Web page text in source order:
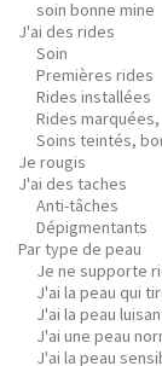
soin bonne mine
J'ai des rides
Soin
Premières rides
Rides installées
Rides
Soins teintés,
Je rougis
J'ai des taches
Anti-tâches
Dépigmentants
Par type de peau
Je ne supporte
J'ai la peau qui
J'ai la peau
J'ai une peau
J'ai la peau